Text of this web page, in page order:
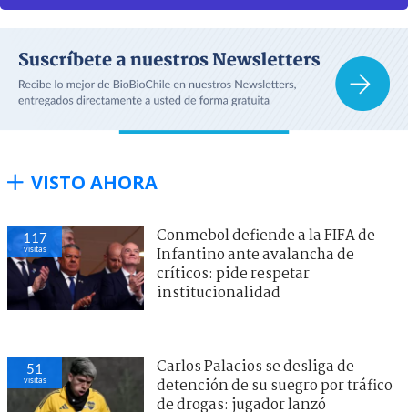
VISTO AHORA
117
visitas
Conmebol defiende a la FIFA de
Infantino ante avalancha de
críticos: pide respetar
institucionalidad
51
visitas
Carlos Palacios se desliga de
detención de su suegro por tráfico
de drogas: jugador lanzó